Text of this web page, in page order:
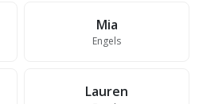
Mia
Engels
Lauren